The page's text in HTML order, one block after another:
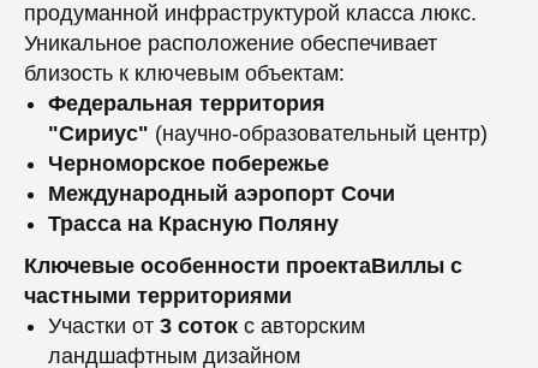
продуманной инфраструктурой класса люкс.
Уникальное расположение обеспечивает
близость к ключевым объектам:
Федеральная территория
"Сириус" (научно-образовательный центр)
Черноморское побережье
Международный аэропорт Сочи
Трасса на Красную Поляну
Ключевые особенности проектаВиллы с
частными территориями
Участки от 3 соток с авторским
ландшафтным дизайном